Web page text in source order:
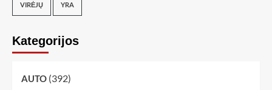
VIRĖJŲ YRA
Kategorijos
AUTO (392)